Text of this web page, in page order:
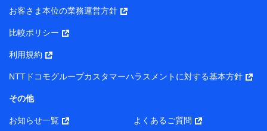
り）
株式会社NTTドコモ・フィナンシャルグループ 代表取締役
社長 廣井 孝史
東京都中央区日本橋人形町2-14-10 アーバンネット日本橋
株式会社ドコモ・インシュアランス 代表取締役社長 吉
お客さま本位の業務運営方針
比較ポリシー
利用規約
NTTドコモグループカスタマーハラスメントに対する基本方針
その他
お知らせ一覧 よくあるご質問